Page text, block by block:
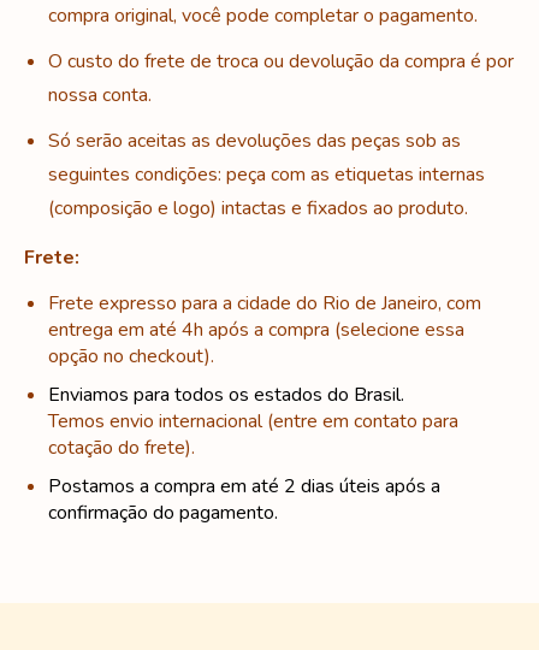
compra original, você pode completar o pagamento.
O custo do frete de troca ou devolução da compra é por
nossa conta.
Só serão aceitas as devoluções das peças sob as
seguintes condições: peça com as etiquetas internas
(composição e logo) intactas e fixados ao produto.
Frete:
Frete expresso para a cidade do Rio de Janeiro, com
entrega em até 4h após a compra (selecione essa
opção no checkout).
Enviamos para todos os estados do Brasil.
Temos envio internacional (entre em contato para
cotação do frete).
Postamos a compra em até 2 dias úteis após a
confirmação do pagamento.